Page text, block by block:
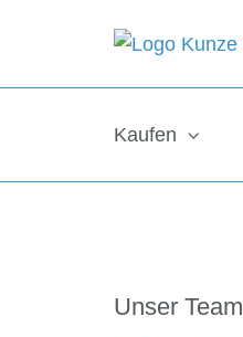
Kaufen
Unser Team